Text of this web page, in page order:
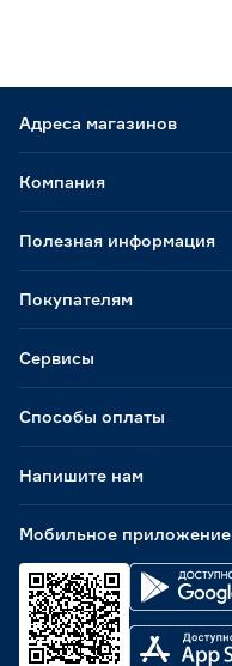
Адреса магазинов
Способы оплаты
Мобильное приложение
Компания
Полезная информация
Покупателям
Сервисы
Напишите нам